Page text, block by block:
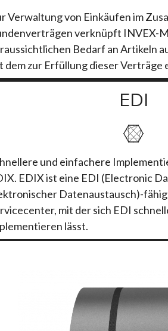
Verwaltung von Einkäufen im
verknüpft INVEX-
Bedarf an Artikeln
dem zur Erfüllung dieser Verträge
EDI
und einfachere
EDIX ist eine EDI (Electronic
Datenaustausch)-
mit der sich EDI
lässt.